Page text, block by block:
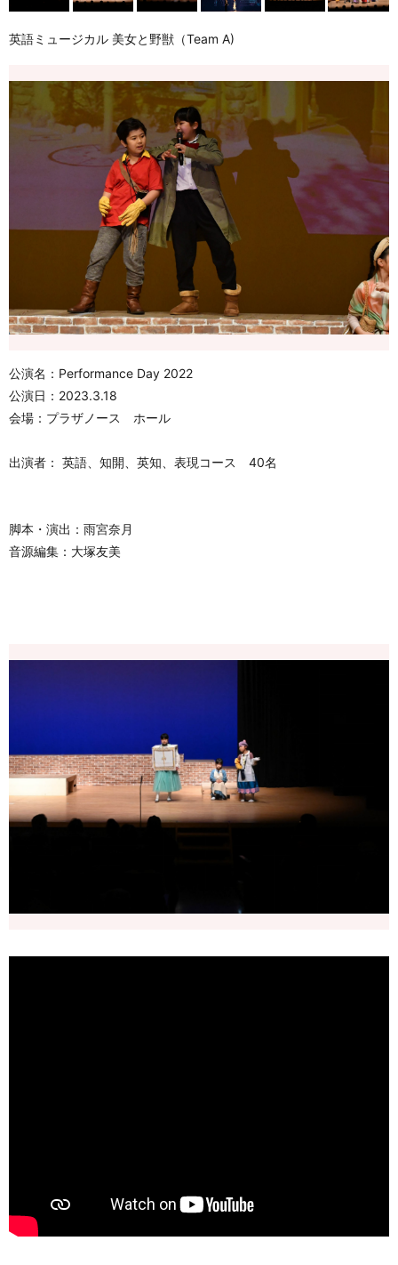
英語ミュージカル 美女と野獣（Team A)
公演名：Performance Day 2022
公演日：2023.3.18
会場：プラザノース ホール
出演者： 英語、知開、英知、表現コース 40名
脚本・演出：雨宮奈月
音源編集：大塚友美